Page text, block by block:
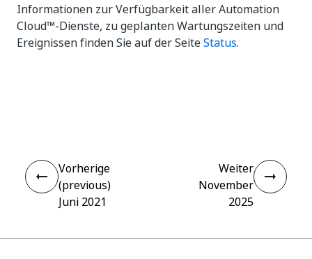
Informationen zur Verfügbarkeit aller Automation
Cloud™-Dienste, zu geplanten Wartungszeiten und
Ereignissen finden Sie auf der SeiteStatus.
Vorherige
(previous)
Juni 2021
Weiter
November
2025